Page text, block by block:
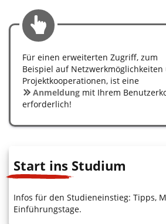
Für einen erweiterten Zugriff, zum
Beispiel auf Netzwerkmöglichkeiten
Projektkooperationen, ist eine
Anmeldung mit Ihrem
erforderlich!
Start ins Studium
Infos für den Studieneinstieg: Tipps,
Einführungstage.